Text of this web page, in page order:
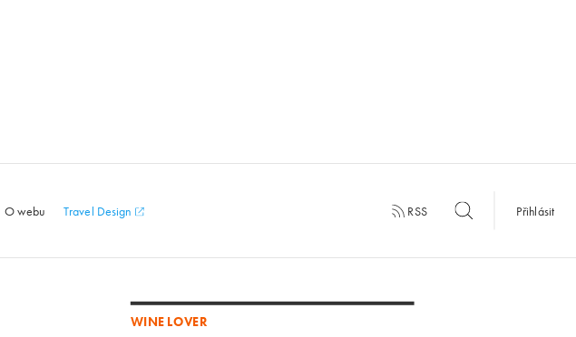
O webu Travel Design RSS Přihlásit
WINE LOVER